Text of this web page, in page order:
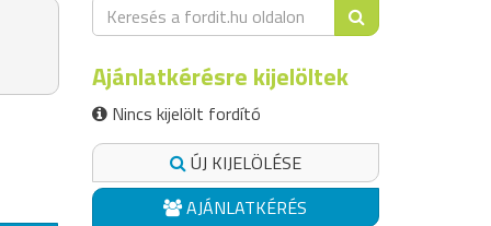
Ajánlatkérésre kijelöltek
Nincs kijelölt fordító
ÚJ KIJELÖLÉSE
AJÁNLATKÉRÉS